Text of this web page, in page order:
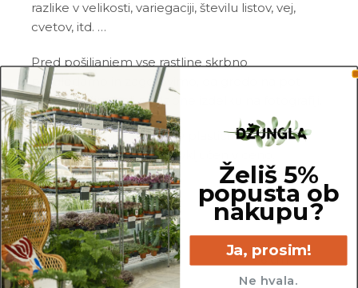
razlike v velikosti, variegaciji, številu listov, vej,
cvetov, itd. …
Pred pošiljanjem vse rastline skrbno
pregledamo in zagotovimo, da gredo na pot
zdrave in čim bolj podobne izdelku na fotografiji.
Vse rastline so primarno v plastičnih sadilnih
lončkih. Okrasni lonec ni vključen v ceno.
15 cm 6 cm
Želiš 5%
popusta ob
nakupu?
Ja, prosim!
Ne hvala.